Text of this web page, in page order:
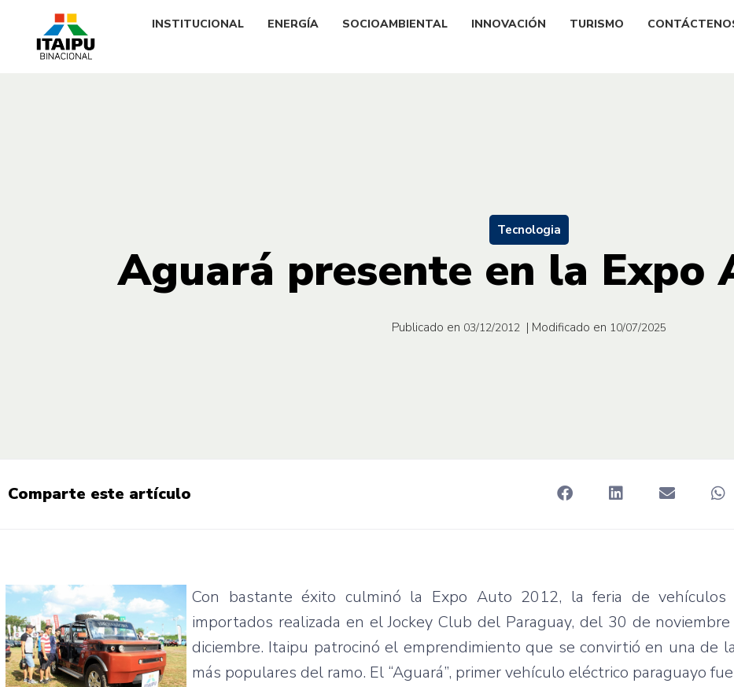
INSTITUCIONAL ENERGÍA SOCIOAMBIENTAL INNOVACIÓN TURISMO
Tecnologia
Aguará presente en la Expo
Publicado en 03/12/2012 | Modificado en 10/07/2025
Comparte este artículo
Con bastante éxito culminó la Expo Auto 2012, laferia devehículos
importados realizada en el Jockey Club del Paraguay, del 30 de noviembre
diciembre. Itaipu patrocinó el emprendimiento que se convirtió en una de
más populares del ramo. El “Aguará”, primervehículo eléctrico paraguayo fue